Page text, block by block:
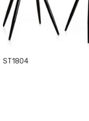
ST1804